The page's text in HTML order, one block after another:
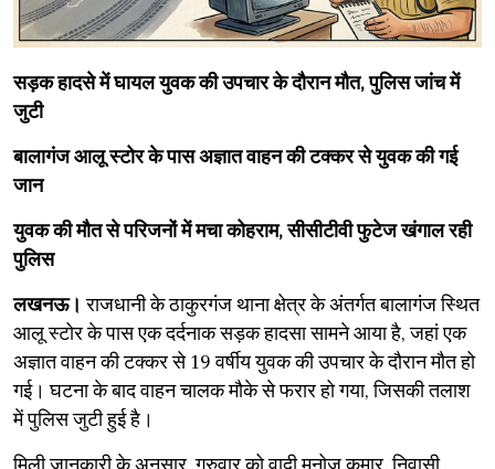
सड़क हादसे में घायल युवक की उपचार के दौरान मौत, पुलिस जांच में
जुटी
बालागंज आलू स्टोर के पास अज्ञात वाहन की टक्कर से युवक की गई
जान
युवक की मौत से परिजनों में मचा कोहराम, सीसीटीवी फुटेज खंगाल रही
पुलिस
लखनऊ।राजधानी के ठाकुरगंज थाना क्षेत्र के अंतर्गत बालागंज स्थित
आलू स्टोर के पास एक दर्दनाक सड़क हादसा सामने आया है, जहां एक
अज्ञात वाहन की टक्कर से 19 वर्षीय युवक की उपचार के दौरान मौत हो
गई। घटना के बाद वाहन चालक मौके से फरार हो गया, जिसकी तलाश
में पुलिस जुटी हुई है।